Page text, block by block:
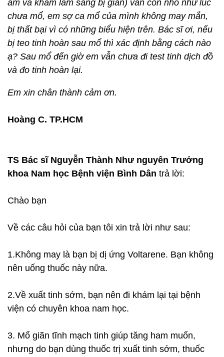
âm và khám lâm sàng bị giãn) vẫn còn nhỏ như lúc
chưa mổ, em sợ ca mổ của mình không may mắn,
bị thất bại vì có những biểu hiện trên. Bác sĩ ơi, nếu
bị teo tinh hoàn sau mổ thì xác định bằng cách nào
ạ? Sau mổ đến giờ em vẫn chưa đi test tinh dịch đồ
và đo tinh hoàn lại.
Em xin chân thành cảm ơn.
Hoàng C. TP.HCM
TS Bác sĩ Nguyễn Thành Như nguyên Trưởng
khoa Nam học Bệnh viện Bình Dân trả lời:
Chào bạn
Về các câu hỏi của bạn tôi xin trả lời như sau:
1.Không may là bạn bị dị ứng Voltarene. Bạn không
nên uống thuốc này nữa.
2.Về xuất tinh sớm, bạn nên đi khám lại tại bệnh
viện có chuyên khoa nam học.
3. Mổ giãn tĩnh mạch tinh giúp tăng ham muốn,
nhưng do bạn dùng thuốc trị xuất tinh sớm, thuốc